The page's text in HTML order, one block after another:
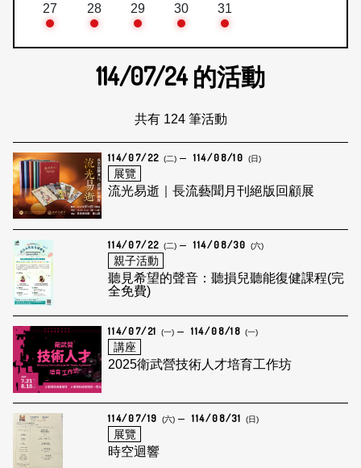
27 28 29 30 31
114/07/24的活動
共有 124 筆活動
114/07/22 (二) 114/08/10 (日)
展覽
流光易逝｜長流藝聞月刊絕版回顧展
114/07/22 (二) 114/08/30 (六)
親子活動
聽見希望的聲音：聽損兒聽能復健課程(完
全免費)
114/07/21 (一) 114/08/18 (一)
講座
2025衛武營技術人才培育工作坊
114/07/19 (六) 114/08/31 (日)
展覽
時空迴響